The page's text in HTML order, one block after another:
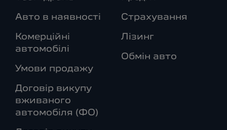
Авто в наявності
Комерційні
автомобілі
Умови продажу
Договір викупу
вживаного
автомобіля (ФО)
Страхування
Лізинг
Обмін авто